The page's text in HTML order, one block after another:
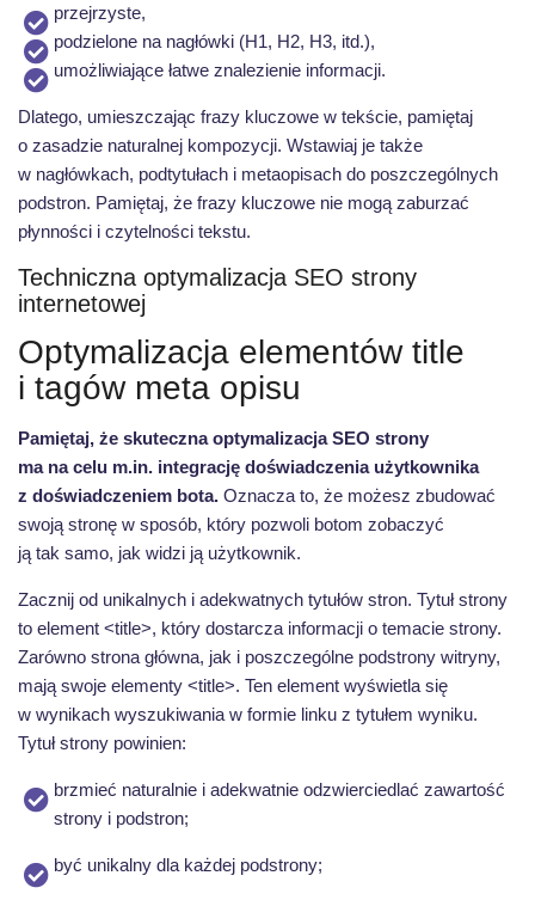
przejrzyste,
podzielone na nagłówki (H1, H2, H3, itd.),
umożliwiające łatwe znalezienie informacji.
Dlatego, umieszczając frazy kluczowe w tekście, pamiętaj
o zasadzie naturalnej kompozycji. Wstawiaj je także
w nagłówkach, podtytułach i metaopisach do poszczególnych
podstron. Pamiętaj, że frazy kluczowe nie mogą zaburzać
płynności i czytelności tekstu.
Techniczna optymalizacja SEO strony
internetowej
Optymalizacja elementów title
i tagów meta opisu
Pamiętaj, że skuteczna optymalizacja SEO strony
ma na celu m.in. integrację doświadczenia użytkownika
z doświadczeniem bota. Oznacza to, że możesz zbudować
swoją stronę w sposób, który pozwoli botom zobaczyć
ją tak samo, jak widzi ją użytkownik.
Zacznij od unikalnych i adekwatnych tytułów stron. Tytuł strony
to element <title>, który dostarcza informacji o temacie strony.
Zarówno strona główna, jak i poszczególne podstrony witryny,
mają swoje elementy <title>. Ten element wyświetla się
w wynikach wyszukiwania w formie linku z tytułem wyniku.
Tytuł strony powinien:
brzmieć naturalnie i adekwatnie odzwierciedlać zawartość
strony i podstron;
być unikalny dla każdej podstrony;